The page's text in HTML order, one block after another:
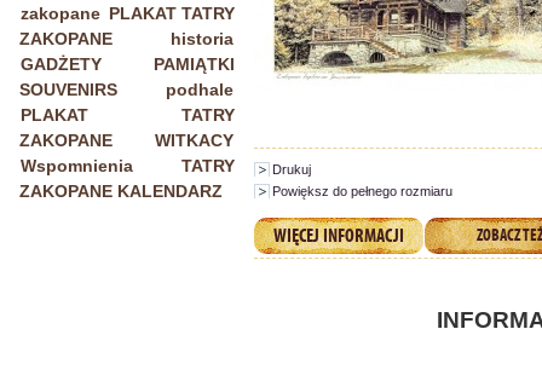
zakopane PLAKAT TATRY
ZAKOPANE
historia
GADŻETY PAMIĄTKI
SOUVENIRS
podhale
PLAKAT TATRY
ZAKOPANE WITKACY
Wspomnienia
TATRY
ZAKOPANE KALENDARZ
Drukuj
Powiększ do pełnego rozmiaru
WIĘCEJ INFORMACJI ZOBACZ TEŻ